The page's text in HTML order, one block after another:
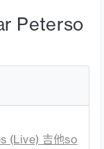
Peterso
(Live) 吉他so